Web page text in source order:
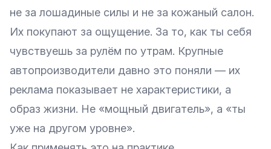
не за лошадиные силы и не за кожаный салон.
Их покупают за ощущение. За то, как ты себя
чувствуешь за рулём по утрам. Крупные
автопроизводители давно это поняли — их
реклама показывает не характеристики, а
образ жизни. Не «мощный двигатель», а «ты
уже на другом уровне».